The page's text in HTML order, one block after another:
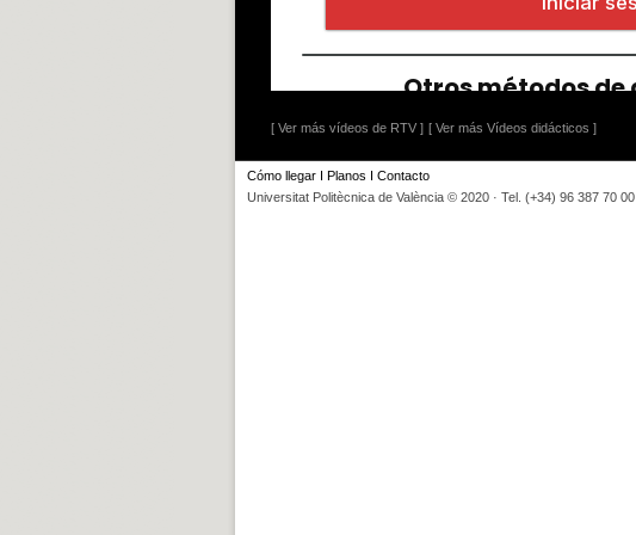
[ Ver más vídeos de RTV ] [ Ver más Vídeos didácticos ]
Cómo llegar I Planos I Contacto
Universitat Politècnica de València © 2020 · Tel. (+34) 96 387 70 00